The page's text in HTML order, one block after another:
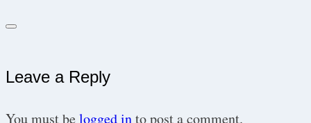
Leave a Reply
You must belogged in to post a comment.